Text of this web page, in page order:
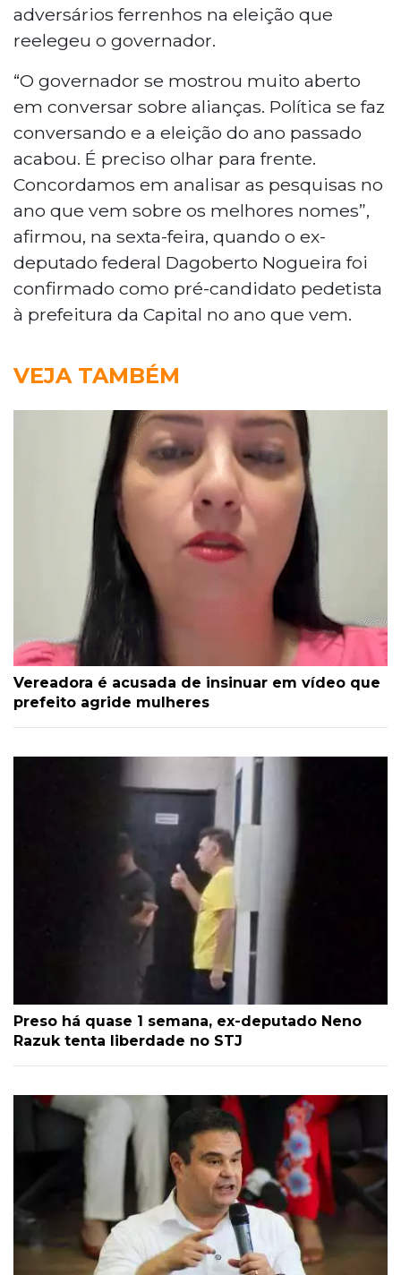
adversários ferrenhos na eleição que
reelegeu o governador.
“O governador se mostrou muito aberto
em conversar sobre alianças. Política se faz
conversando e a eleição do ano passado
acabou. É preciso olhar para frente.
Concordamos em analisar as pesquisas no
ano que vem sobre os melhores nomes”,
afirmou, na sexta-feira, quando o ex-
deputado federal Dagoberto Nogueira foi
confirmado como pré-candidato pedetista
à prefeitura da Capital no ano que vem.
VEJA TAMBÉM
Vereadora é acusada de insinuar em vídeo que
prefeito agride mulheres
Preso há quase 1 semana, ex-deputado Neno
Razuk tenta liberdade no STJ